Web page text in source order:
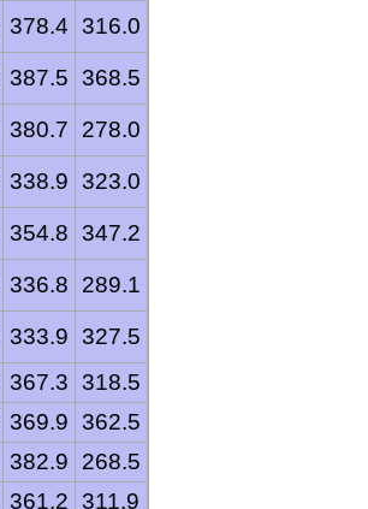
378.4 316.0
387.5 368.5
380.7 278.0
338.9 323.0
354.8 347.2
336.8 289.1
333.9 327.5
367.3 318.5
369.9 362.5
382.9
268.5
361.2 311.9